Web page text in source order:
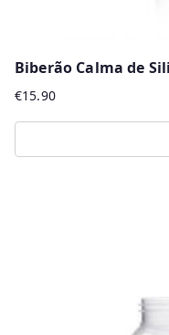
Biberão Calma de
€15.90